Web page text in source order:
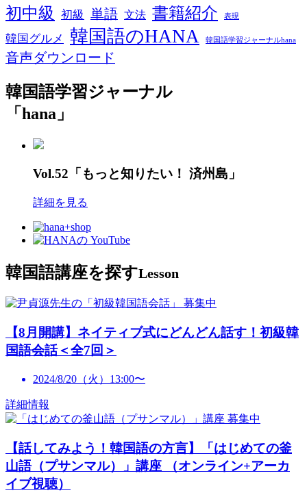
初中級
初級 単語 文法 書籍紹介 表現
韓国グルメ 韓国語のHANA 韓国語学習ジャーナルhana
音声ダウンロード
韓国語学習ジャーナル
「hana」
Vol.52「もっと知りたい！ 済州島」
詳細を見る
韓国語講座を探すLesson
募集中
【8月開講】ネイティブ式にどんどん話す！初級韓
国語会話＜全7回＞
2024/8/20（火）13:00〜
詳細情報
募集中
【話してみよう！韓国語の方言】「はじめての釜
山語（プサンマル）」講座 （オンライン+アーカ
イブ視聴）